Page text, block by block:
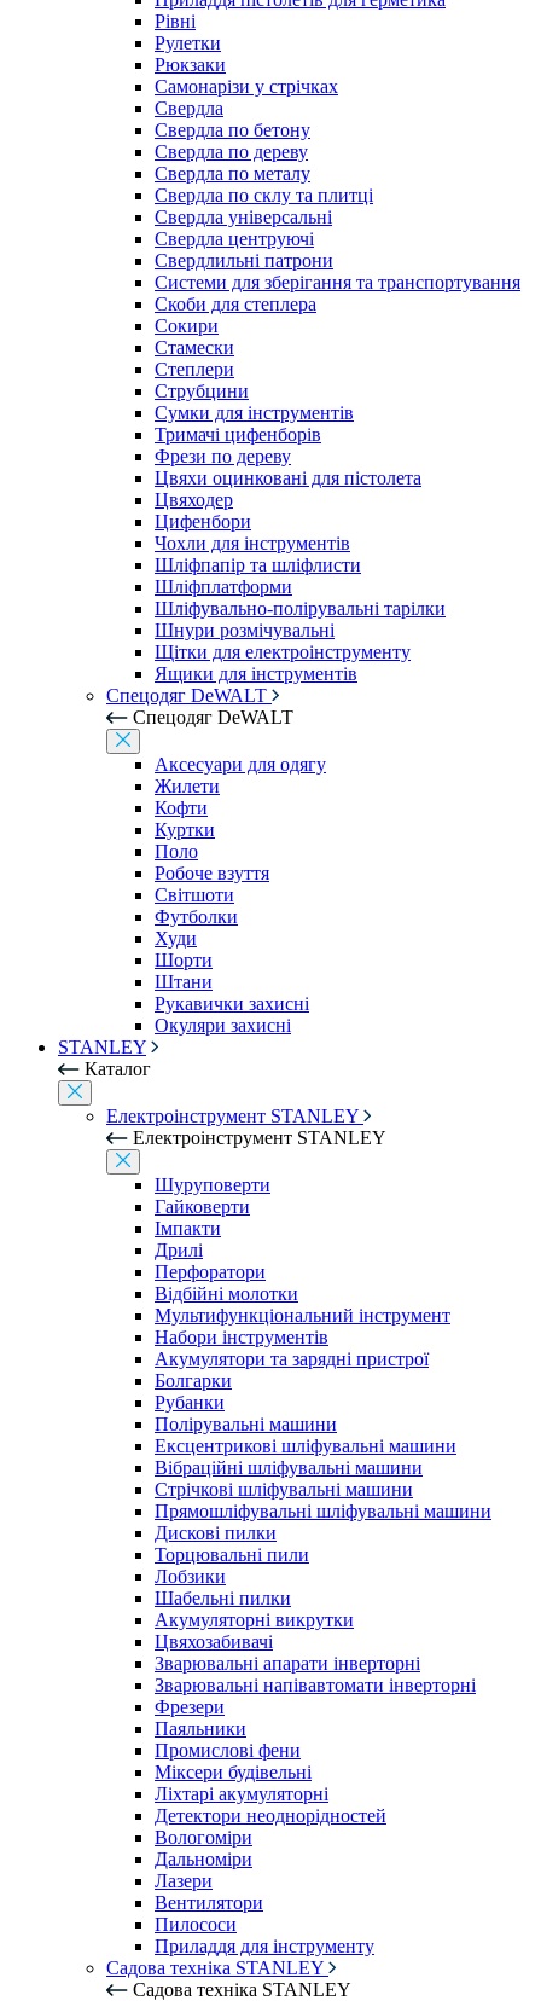
Рівні
Рулетки
Рюкзаки
Самонарізи у стрічках
Свердла
Свердла по бетону
Свердла по дереву
Свердла по металу
Свердла по склу та плитці
Свердла універсальні
Свердла центруючі
Свердлильні патрони
Системи для зберігання та транспортування
Скоби для степлера
Сокири
Стамески
Степлери
Струбцини
Сумки для інструментів
Тримачі цифенборів
Фрези по дереву
Цвяхи оцинковані для пістолета
Цвяходер
Цифенбори
Чохли для інструментів
Шліфпапір та шліфлисти
Шліфплатформи
Шліфувально-полірувальні тарілки
Шнури розмічувальні
Щітки для електроінструменту
Ящики для інструментів
Спецодяг DeWALT
Спецодяг DeWALT
Аксесуари для одягу
Жилети
Кофти
Куртки
Поло
Робоче взуття
Світшоти
Футболки
Худи
Шорти
Штани
Рукавички захисні
Окуляри захисні
STANLEY
Каталог
Електроінструмент STANLEY
Електроінструмент STANLEY
Шуруповерти
Гайковерти
Імпакти
Дрилі
Перфоратори
Відбійні молотки
Мультифункціональний інструмент
Набори інструментів
Акумулятори та зарядні пристрої
Болгарки
Рубанки
Полірувальні машини
Ексцентрикові шліфувальні машини
Вібраційні шліфувальні машини
Стрічкові шліфувальні машини
Прямошліфувальні шліфувальні машини
Дискові пилки
Торцювальні пили
Лобзики
Шабельні пилки
Акумуляторні викрутки
Цвяхозабивачі
Зварювальні апарати інверторні
Зварювальні напівавтомати інверторні
Фрезери
Паяльники
Промислові фени
Міксери будівельні
Ліхтарі акумуляторні
Детектори неоднорідностей
Вологоміри
Дальноміри
Лазери
Вентилятори
Пилососи
Приладдя для інструменту
Садова техніка STANLEY
Садова техніка STANLEY